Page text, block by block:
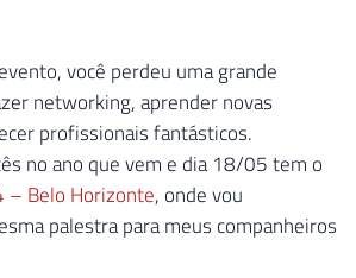
você perdeu uma grande
networking, aprender novas
profissionais fantásticos.
no ano que vem e dia 18/05 tem o
– Belo Horizonte, onde vou
palestra para meus companheiros